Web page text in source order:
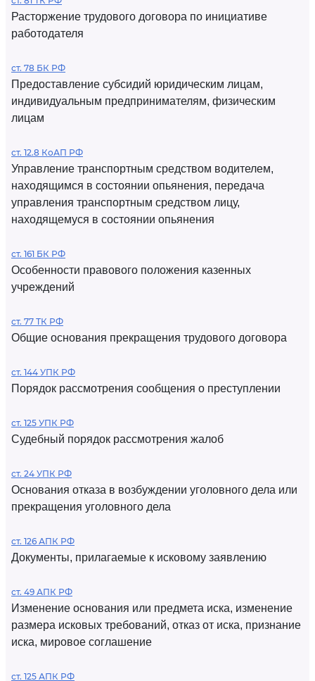
Расторжение трудового договора по инициативе
работодателя
ст. 78 БК РФ
Предоставление субсидий юридическим лицам,
индивидуальным предпринимателям, физическим
лицам
ст. 12.8 КоАП РФ
Управление транспортным средством водителем,
находящимся в состоянии опьянения, передача
управления транспортным средством лицу,
находящемуся в состоянии опьянения
ст. 161 БК РФ
Особенности правового положения казенных
учреждений
ст. 77 ТК РФ
Общие основания прекращения трудового договора
ст. 144 УПК РФ
Порядок рассмотрения сообщения о преступлении
ст. 125 УПК РФ
Судебный порядок рассмотрения жалоб
ст. 24 УПК РФ
Основания отказа в возбуждении уголовного дела или
прекращения уголовного дела
ст. 126 АПК РФ
Документы, прилагаемые к исковому заявлению
ст. 49 АПК РФ
Изменение основания или предмета иска, изменение
размера исковых требований, отказ от иска, признание
иска, мировое соглашение
ст. 125 АПК РФ